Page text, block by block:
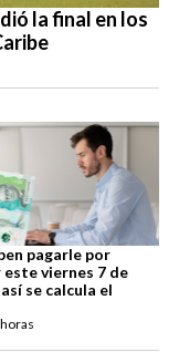
la final en los
pagarle por
viernes 7 de
se calcula el